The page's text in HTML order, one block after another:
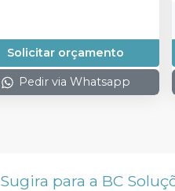
Solicitar orçamento
Pedir via Whatsapp
Sugira para a BC